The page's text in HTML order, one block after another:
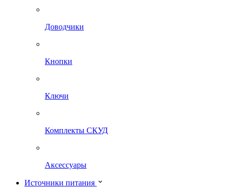
Доводчики
Кнопки
Ключи
Комплекты СКУД
Аксессуары
Источники питания